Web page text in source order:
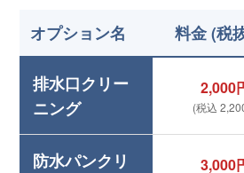
オプション名 料金 (税
排水口クリー
ニング
2,000
(税込
防水パンクリ
3,000